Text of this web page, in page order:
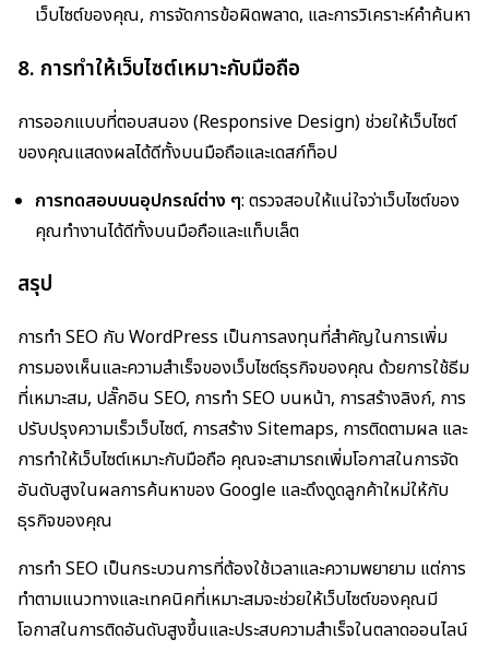
เว็บไซต์ของคุณ, การจัดการข้อผิดพลาด, และการวิเคราะห์คำค้นหา
8. การทำให้เว็บไซต์เหมาะกับมือถือ
การออกแบบที่ตอบสนอง (Responsive Design) ช่วยให้เว็บไซต์
ของคุณแสดงผลได้ดีทั้งบนมือถือและเดสก์ท็อป
การทดสอบบนอุปกรณ์ต่าง ๆ: ตรวจสอบให้แน่ใจว่าเว็บไซต์ของ
คุณทำงานได้ดีทั้งบนมือถือและแท็บเล็ต
สรุป
การทำ SEO กับ WordPress เป็นการลงทุนที่สำคัญในการเพิ่ม
การมองเห็นและความสำเร็จของเว็บไซต์ธุรกิจของคุณ ด้วยการใช้ธีม
ที่เหมาะสม, ปลั๊กอิน SEO, การทำ SEO บนหน้า, การสร้างลิงก์, การ
ปรับปรุงความเร็วเว็บไซต์, การสร้าง Sitemaps, การติดตามผล และ
การทำให้เว็บไซต์เหมาะกับมือถือ คุณจะสามารถเพิ่มโอกาสในการจัด
อันดับสูงในผลการค้นหาของ Google และดึงดูดลูกค้าใหม่ให้กับ
ธุรกิจของคุณ
การทำ SEO เป็นกระบวนการที่ต้องใช้เวลาและความพยายาม แต่การ
ทำตามแนวทางและเทคนิคที่เหมาะสมจะช่วยให้เว็บไซต์ของคุณมี
โอกาสในการติดอันดับสูงขึ้นและประสบความสำเร็จในตลาดออนไลน์